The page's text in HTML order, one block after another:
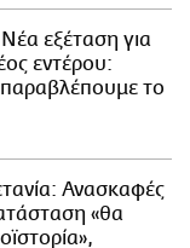
εξέταση για
εντέρου:
παραβλέπουμε το
Ανασκαφές
«θα